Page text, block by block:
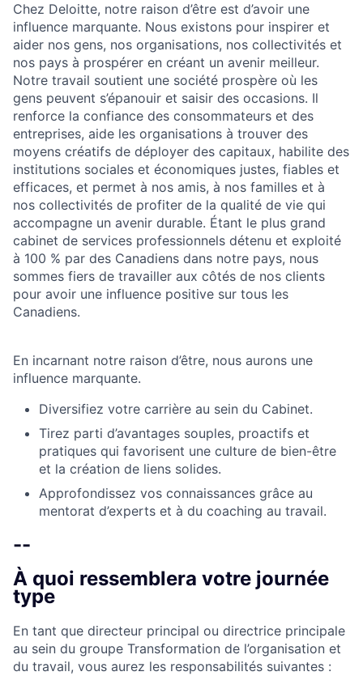
Chez Deloitte, notre raison d’être est d’avoir une
influence marquante. Nous existons pour inspirer et
aider nos gens, nos organisations, nos collectivités et
nos pays à prospérer en créant un avenir meilleur.
Notre travail soutient une société prospère où les
gens peuvent s’épanouir et saisir des occasions. Il
renforce la confiance des consommateurs et des
entreprises, aide les organisations à trouver des
moyens créatifs de déployer des capitaux, habilite des
institutions sociales et économiques justes, fiables et
efficaces, et permet à nos amis, à nos familles et à
nos collectivités de profiter de la qualité de vie qui
accompagne un avenir durable. Étant le plus grand
cabinet de services professionnels détenu et exploité
à 100 % par des Canadiens dans notre pays, nous
sommes fiers de travailler aux côtés de nos clients
pour avoir une influence positive sur tous les
Canadiens.
En incarnant notre raison d’être, nous aurons une
influence marquante.
Diversifiez votre carrière au sein du Cabinet.
Tirez parti d’avantages souples, proactifs et
pratiques qui favorisent une culture de bien-être
et la création de liens solides.
Approfondissez vos connaissances grâce au
mentorat d’experts et à du coaching au travail.
--
À quoi ressemblera votre journée
type
En tant que directeur principal ou directrice principale
au sein du groupe Transformation de l’organisation et
du travail, vous aurez les responsabilités suivantes :